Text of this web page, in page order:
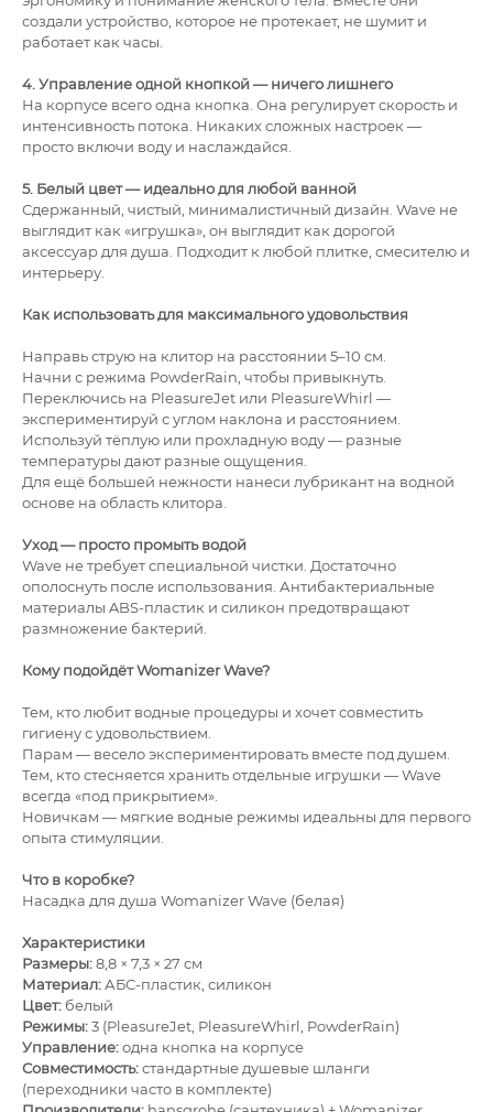
создали устройство, которое не протекает, не шумит и
работает как часы.
4. Управление одной кнопкой — ничего лишнего
На корпусе всего одна кнопка. Она регулирует скорость и
интенсивность потока. Никаких сложных настроек —
просто включи воду и наслаждайся.
5. Белый цвет — идеально для любой ванной
Сдержанный, чистый, минималистичный дизайн. Wave не
выглядит как «игрушка», он выглядит как дорогой
аксессуар для душа. Подходит к любой плитке, смесителю и
интерьеру.
Как использовать для максимального удовольствия
Направь струю на клитор на расстоянии 5–10 см.
Начни с режима PowderRain, чтобы привыкнуть.
Переключись на PleasureJet или PleasureWhirl —
экспериментируй с углом наклона и расстоянием.
Используй тёплую или прохладную воду — разные
температуры дают разные ощущения.
Для ещё большей нежности нанеси лубрикант на водной
основе на область клитора.
Уход — просто промыть водой
Wave не требует специальной чистки. Достаточно
ополоснуть после использования. Антибактериальные
материалы ABS-пластик и силикон предотвращают
размножение бактерий.
Кому подойдёт Womanizer Wave?
Тем, кто любит водные процедуры и хочет совместить
гигиену с удовольствием.
Парам — весело экспериментировать вместе под душем.
Тем, кто стесняется хранить отдельные игрушки — Wave
всегда «под прикрытием».
Новичкам — мягкие водные режимы идеальны для первого
опыта стимуляции.
Что в коробке?
Насадка для душа Womanizer Wave (белая)
Характеристики
Размеры:8,8 × 7,3 × 27 см
Материал:АБС-пластик, силикон
Цвет: белый
Режимы:3 (PleasureJet, PleasureWhirl, PowderRain)
Управление:одна кнопка на корпусе
Совместимость:стандартные душевые шланги
(переходники часто в комплекте)